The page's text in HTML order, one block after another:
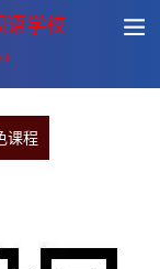
语学校
课程